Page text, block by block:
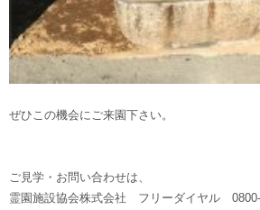
ぜひこの機会にご来園下さい。
ご見学・お問い合わせは、
霊園施設協会株式会社 フリーダイヤル 0800-